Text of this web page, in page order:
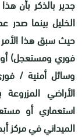
جدير بالذكر بأن
الخليل بينما
حيث سبق هذا
فوري ومستعجل) أو
وسائل أمنية /
الأراضي
استعماري أو
الميداني في مركز